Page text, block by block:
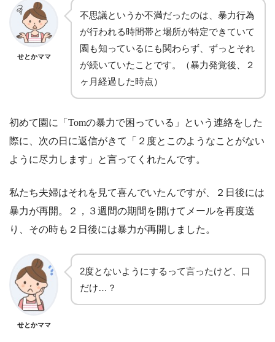
せとかママ
不思議というか不満だったのは、暴力行為
が行われる時間帯と場所が特定できていて
園も知っているにも関わらず、ずっとそれ
が続いていたことです。（暴力発覚後、２
ヶ月経過した時点）
初めて園に「Tomの暴力で困っている」という連絡をした
際に、次の日に返信がきて「２度とこのようなことがない
ように尽力します」と言ってくれたんです。
私たち夫婦はそれを見て喜んでいたんですが、２日後には
暴力が再開。２，３週間の期間を開けてメールを再度送
り、その時も２日後には暴力が再開しました。
せとかママ
2度とないようにするって言ったけど、口
だけ…？